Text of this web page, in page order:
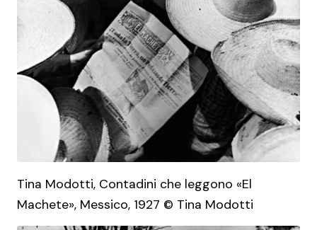
Tina Modotti, Contadini che leggono «El
Machete», Messico, 1927 © Tina Modotti